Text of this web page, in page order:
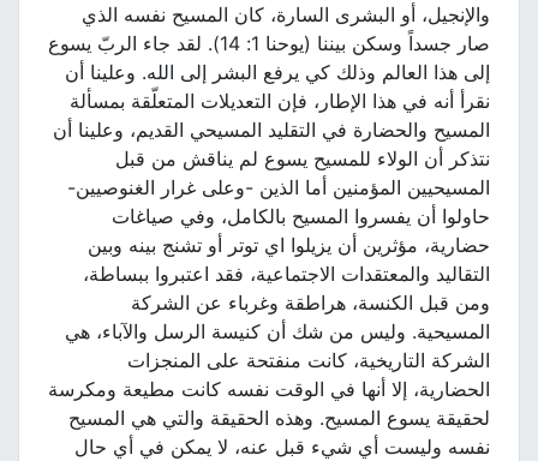
والإنجيل، أو البشرى السارة، كان المسيح نفسه الذي
صار جسداً وسكن بيننا (يوحنا 1: 14). لقد جاء الربّ يسوع
إلى هذا العالم وذلك كي يرفع البشر إلى الله. وعلينا أن
نقرأ أنه في هذا الإطار، فإن التعديلات المتعلّقة بمسألة
المسيح والحضارة في التقليد المسيحي القديم، وعلينا أن
نتذكر أن الولاء للمسيح يسوع لم يناقش من قبل
المسيحيين المؤمنين أما الذين -وعلى غرار الغنوصيين-
حاولوا أن يفسروا المسيح بالكامل، وفي صياغات
حضارية، مؤثرين أن يزيلوا اي توتر أو تشنج بينه وبين
التقاليد والمعتقدات الاجتماعية، فقد اعتبروا ببساطة،
ومن قبل الكنسة، هراطقة وغرباء عن الشركة
المسيحية. وليس من شك أن كنيسة الرسل والآباء، هي
الشركة التاريخية، كانت منفتحة على المنجزات
الحضارية، إلا أنها في الوقت نفسه كانت مطيعة ومكرسة
لحقيقة يسوع المسيح. وهذه الحقيقة والتي هي المسيح
نفسه وليست أي شيء قبل عنه، لا يمكن في أي حال